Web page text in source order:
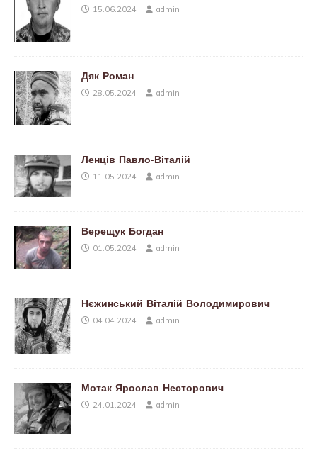
15.06.2024 admin
Дяк Роман
28.05.2024 admin
Ленців Павло-Віталій
11.05.2024 admin
Верещук Богдан
01.05.2024 admin
Нєжинський Віталій Володимирович
04.04.2024 admin
Мотак Ярослав Несторович
24.01.2024 admin